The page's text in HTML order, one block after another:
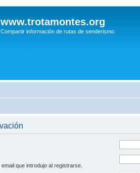
www.trotamontes.org
Compartir información de rutas de senderismo
que introdujo al registrarse.